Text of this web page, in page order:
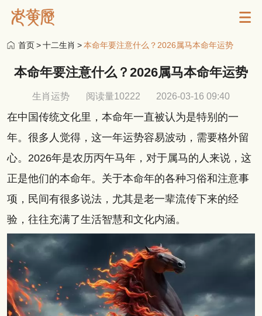
首页>十二生肖 >本命年要注意什么？2026属马本命年运势
本命年要注意什么？2026属马本命年运势
生肖运势 阅读量10222 2026-03-16 09:40
在中国传统文化里，本命年一直被认为是特别的一
年。很多人觉得，这一年运势容易波动，需要格外留
心。2026年是农历丙午马年，对于属马的人来说，这
正是他们的本命年。关于本命年的各种习俗和注意事
项，民间有很多说法，尤其是老一辈流传下来的经
验，往往充满了生活智慧和文化内涵。